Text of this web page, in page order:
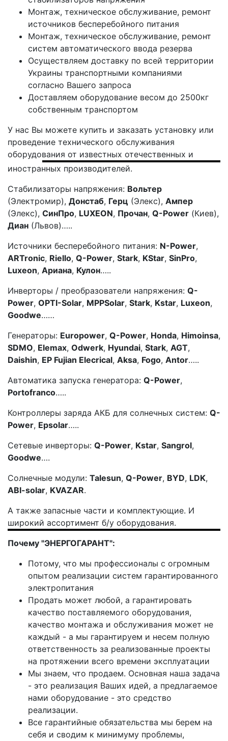
Монтаж, техническое обслуживание, ремонт
источников бесперебойного питания
Монтаж, техническое обслуживание, ремонт
систем автоматического ввода резерва
Осуществляем доставку по всей территории
Украины транспортными компаниями
согласно Вашего запроса
Доставляем оборудование весом до 2500кг
собственным транспортом
У нас Вы можете купить и заказать установку или
проведение технического обслуживания
оборудования от известных отечественных и
иностранных производителей.
Стабилизаторы напряжения: Вольтер
(Электромир), Донстаб, Герц (Элекс), Ампер
(Элекс), СинПро, LUXEON, Прочан, Q-Power (Киев),
Диан (Львов)…..
Источники бесперебойного питания: N-Power,
ARTronic, Riello, Q-Power, Stark, KStar, SinPro,
Luxeon, Ариана, Кулон…..
Инверторы / преобразователи напряжения: Q-
Power, OPTI-Solar, MPPSolar, Stark, Kstar, Luxeon,
Goodwe……
Генераторы: Europower, Q-Power, Honda, Himoinsa,
SDMO, Elemax, Odwerk, Hyundai, Stark, AGT,
Daishin, EP Fujian Elecrical, Aksa, Fogo, Antor…..
Автоматика запуска генератора: Q-Power,
Portofranco…..
Контроллеры заряда АКБ для солнечных систем: Q-
Power, Epsolar…..
Сетевые инверторы: Q-Power, Kstar, Sangrol,
Goodwe….
Солнечные модули: Talesun, Q-Power, BYD, LDK,
ABI-solar, KVAZAR.
А также запасные части и комплектующие. И
широкий ассортимент б/у оборудования.
Почему "ЭНЕРГОГАРАНТ":
Потому, что мы профессионалы с огромным
опытом реализации систем гарантированного
электропитания
Продать может любой, а гарантировать
качество поставляемого оборудования,
качество монтажа и обслуживания может не
каждый - а мы гарантируем и несем полную
ответственность за реализованные проекты
на протяжении всего времени эксплуатации
Мы знаем, что продаем. Основная наша задача
- это реализация Ваших идей, а предлагаемое
нами оборудование - это средство
реализации.
Все гарантийные обязательства мы берем на
себя и сводим к минимуму проблемы,